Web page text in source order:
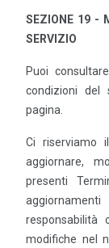
SEZIONE 19 -
SERVIZIO
Puoi
condizioni del
pagina.
Ci riserviamo
aggiornare,
presenti
responsabilità
modifiche nel